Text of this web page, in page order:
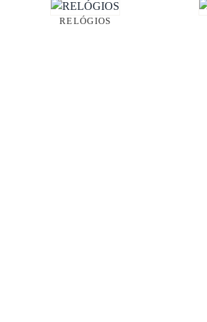
RELÓGIOS